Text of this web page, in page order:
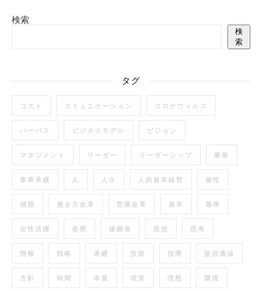
検索
検
索
タグ
コスト コミュニケーション コロナウィルス
パーパス ビジネスモデル ビジョン
マネジメント リーダー リーダーシップ 事業
事業承継 人 人生 人的資本経営 個性
傾聴 働き方改革 営業改革 基本 基準
女性活躍 姿勢 後継者 思想 思考
情報 戦略 承継 技術 指導 提供価値
方針 時間 本質 現実 理想 環境